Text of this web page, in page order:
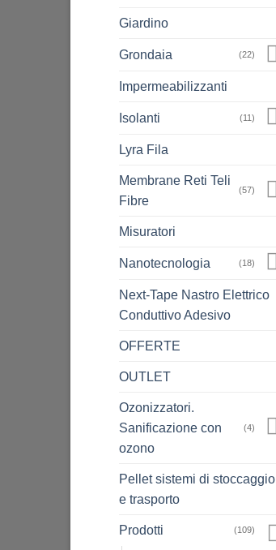
Giardino
Grondaia (22)
Impermeabilizzanti
Isolanti (11)
Lyra Fila
Membrane Reti Teli
Fibre
(57)
Misuratori
Nanotecnologia (18)
Next-Tape Nastro Elettrico
Conduttivo Adesivo
OFFERTE
OUTLET
Ozonizzatori.
Sanificazione con
ozono
(4)
Pellet sistemi di stoccaggio
e trasporto
Prodotti (109)